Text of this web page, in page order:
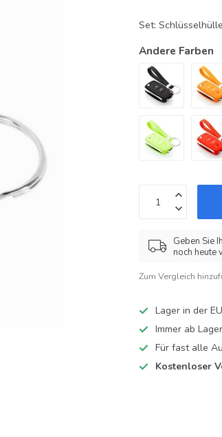
Set:
Andere Farben
Geben Sie
noch heute
Zum Vergleich
Lager in der EU
Immer ab
Für fast alle
Kostenloser